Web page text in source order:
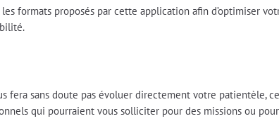
les formats proposés par cette application afin d’optimiser
fera sans doute pas évoluer directement votre patientèle,
qui pourraient vous solliciter pour des missions ou